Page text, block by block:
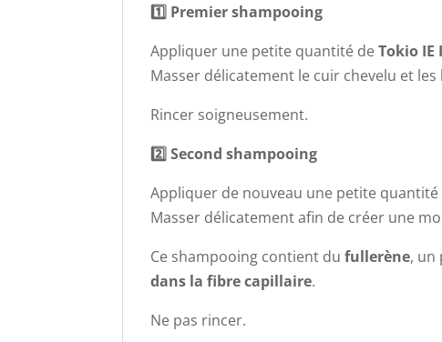
1️⃣ Premier shampooing
Appliquer une petite quantité deTokio
Masser délicatement le cuir chevelu et
Rincer soigneusement.
2️⃣ Second shampooing
Appliquer de nouveau une petite
Masser délicatement afin de créer une
Ce shampooing contient dufullerène, un
dans la fibre capillaire.
Ne pas rincer.